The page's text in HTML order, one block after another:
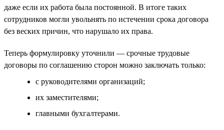
даже если их работа была постоянной. В итоге таких
сотрудников могли увольнять по истечении срока договора
без веских причин, что нарушало их права.
Теперь формулировку уточнили — срочные трудовые
договоры по соглашению сторон можно заключать только:
с руководителями организаций;
их заместителями;
главными бухгалтерами.